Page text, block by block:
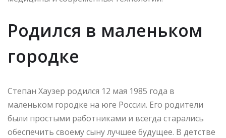
Родился в маленьком
городке
Степан Хаузер родился 12 мая 1985 года в
маленьком городке на юге России. Его родители
были простыми работниками и всегда старались
обеспечить своему сыну лучшее будущее. В детстве